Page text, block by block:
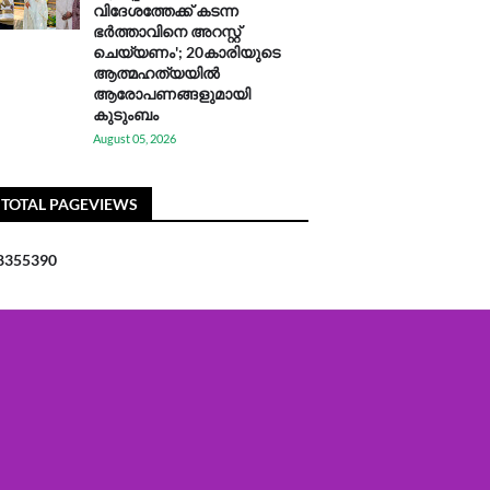
വിദേശത്തേക്ക് കടന്ന
ഭർത്താവിനെ അറസ്റ്റ്
ചെയ്യണം'; 20കാരിയുടെ
ആത്മഹത്യയിൽ
ആരോപണങ്ങളുമായി
കുടുംബം
August 05, 2026
TOTAL PAGEVIEWS
355390